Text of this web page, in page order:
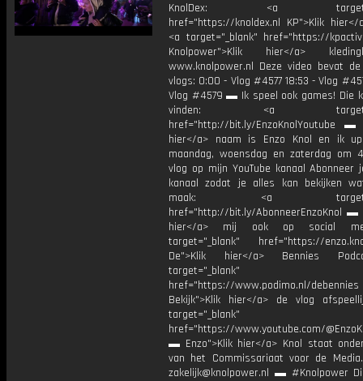
KnolDex: <a
href="https://knoldex.nl KP">Klik hier</
<a target="_blank" href="https://
Knolpower">Klik hier</a>
www.knolpower.nl Deze video bevat
vlogs: 0:00 - Vlog #4577 18:53 - Vlog
Vlog #4579 ▬ Ik speel ook games! Die
vinden: <a
href="http://bit.ly/EnzoKnolYoutube ▬
hier</a> naam is Enzo Knol en ik
maandag, woensdag en zaterdag om
vlog op mijn YouTube kanaal Abonneer
kanaal zodat je alles kan bekijken
maak: <a
href="http://bit.ly/AbonneerEnzoKnol ▬
hier</a> mij ook op social
target="_blank" href="https://
De">Klik hier</a> Bennies
target="_blank"
href="https://www.podimo.nl/debennies
Bekijk">Klik hier</a> de vlog
target="_blank"
href="https://www.youtube.com/
▬ Enzo">Klik hier</a> Knol staat
van het Commissariaat voor de
zakelijk@knolpower.nl ▬ #Knolpower